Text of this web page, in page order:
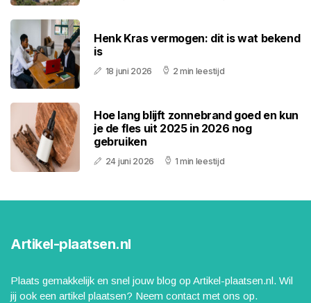
Henk Kras vermogen: dit is wat bekend
is
18 juni 2026 2 min leestijd
Hoe lang blijft zonnebrand goed en kun
je de fles uit 2025 in 2026 nog
gebruiken
24 juni 2026 1 min leestijd
Artikel-plaatsen.nl
Plaats gemakkelijk en snel jouw blog op Artikel-plaatsen.nl. Wil
jij ook een artikel plaatsen? Neem contact met ons op.